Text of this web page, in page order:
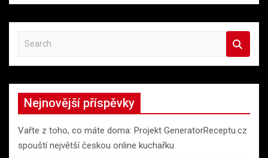
a
r
h
Nejnovější příspěvky
Vařte z toho, co máte doma: Projekt GeneratorReceptu.cz
spouští největší českou online kuchařku